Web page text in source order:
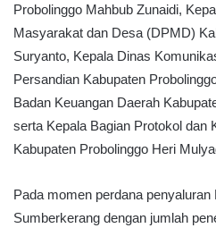
Probolinggo Mahbub Zunaidi,
Masyarakat dan Desa (DPMD)
Suryanto, Kepala Dinas
Persandian Kabupaten
Badan Keuangan Daerah
serta Kepala Bagian Protokol dan
Kabupaten Probolinggo Heri
Pada momen perdana
Sumberkerang dengan jumlah